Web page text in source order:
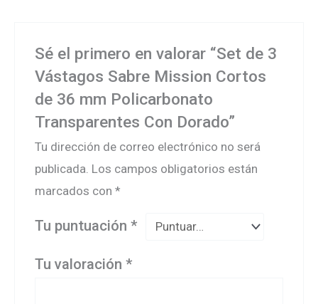
Sé el primero en valorar “Set de 3
Vástagos Sabre Mission Cortos
de 36 mm Policarbonato
Transparentes Con Dorado”
Tu dirección de correo electrónico no será
publicada. Los campos obligatorios están
marcados con*
Tu puntuación*
Tu valoración*